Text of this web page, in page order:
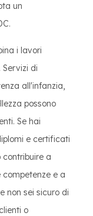
un
i lavori
di
all'infanzia,
possono
Se hai
e certificati
contribuire a
e a
non sei sicuro di
o